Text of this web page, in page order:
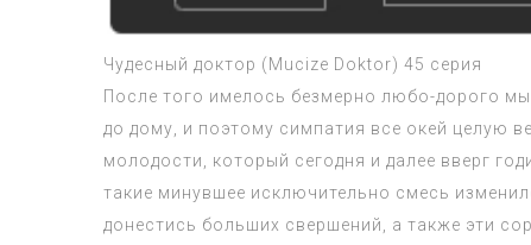
Чудесный доктор (Mucize Doktor) 45 серия
После того имелось безмерно любо-дорого
до дому, и поэтому симпатия все окей целую
молодости, который сегодня и далее вверг
такие минувшее исключительно смесь
донестись больших свершений, а также эти